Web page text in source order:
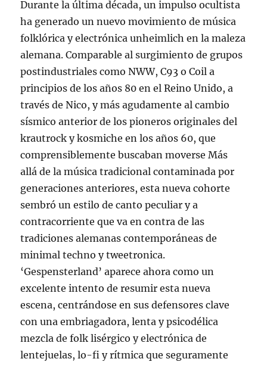
Durante la última década, un impulso ocultista
ha generado un nuevo movimiento de música
folklórica y electrónica unheimlich en la maleza
alemana. Comparable al surgimiento de grupos
postindustriales como NWW, C93 o Coil a
principios de los años 80 en el Reino Unido, a
través de Nico, y más agudamente al cambio
sísmico anterior de los pioneros originales del
krautrock y kosmiche en los años 60, que
comprensiblemente buscaban moverse Más
allá de la música tradicional contaminada por
generaciones anteriores, esta nueva cohorte
sembró un estilo de canto peculiar y a
contracorriente que va en contra de las
tradiciones alemanas contemporáneas de
minimal techno y tweetronica.
‘Gespensterland’ aparece ahora como un
excelente intento de resumir esta nueva
escena, centrándose en sus defensores clave
con una embriagadora, lenta y psicodélica
mezcla de folk lisérgico y electrónica de
lentejuelas, lo-fi y rítmica que seguramente